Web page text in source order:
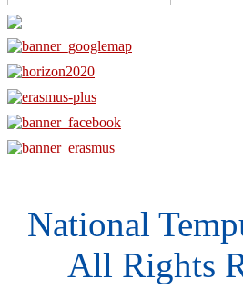
National
All Rights